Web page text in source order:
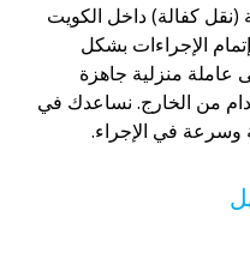
(نقل كفالة) داخل الكويت
الإجراءات بشكل
منزلية جاهزة
من الخارج. نساعدك في
وسرعة في الإجراء.